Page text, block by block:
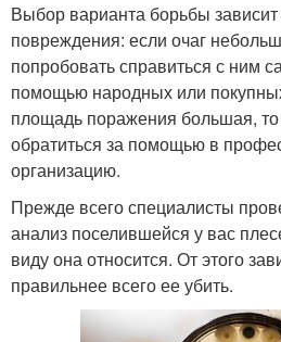
Выбор варианта борьбы
повреждения: если очаг
попробовать справиться с ним
помощью народных или
площадь поражения большая,
обратиться за помощью в
организацию.
Прежде всего специалисты
анализ поселившейся у вас
виду она относится. От этого
правильнее всего ее убить.